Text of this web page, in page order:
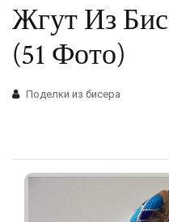
Жгут Из
(51 Фото)
Поделки из бисера